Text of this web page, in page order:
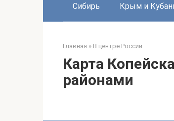
Сибирь Крым и
Главная » В центре России
Карта
районами